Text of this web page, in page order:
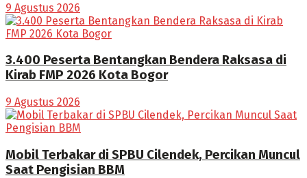
9 Agustus 2026
3.400 Peserta Bentangkan Bendera Raksasa di
Kirab FMP 2026 Kota Bogor
9 Agustus 2026
Mobil Terbakar di SPBU Cilendek, Percikan Muncul
Saat Pengisian BBM